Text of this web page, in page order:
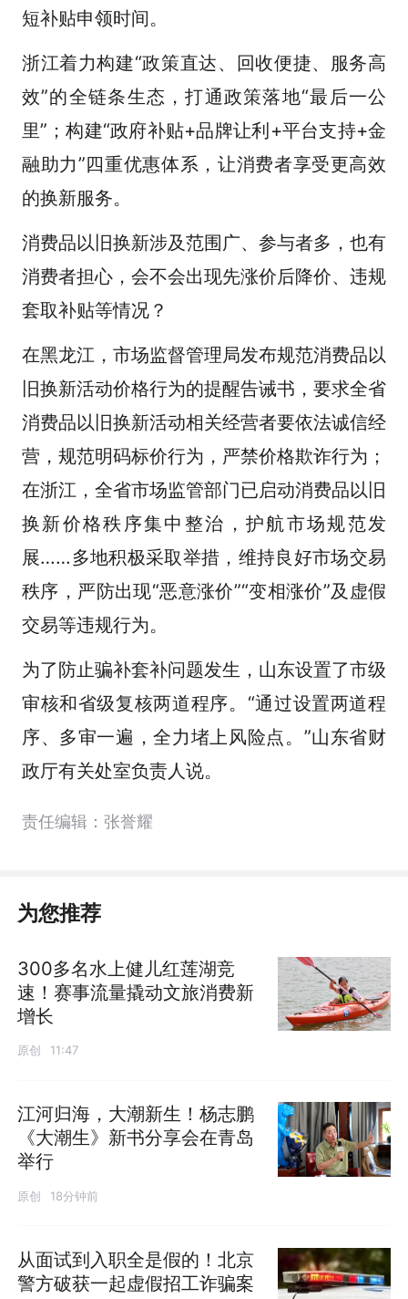
短补贴申领时间。
浙江着力构建“政策直达、回收便捷、服务高
效”的全链条生态，打通政策落地“最后一公
里”；构建“政府补贴+品牌让利+平台支持+金
融助力”四重优惠体系，让消费者享受更高效
的换新服务。
消费品以旧换新涉及范围广、参与者多，也有
消费者担心，会不会出现先涨价后降价、违规
套取补贴等情况？
在黑龙江，市场监督管理局发布规范消费品以
旧换新活动价格行为的提醒告诫书，要求全省
消费品以旧换新活动相关经营者要依法诚信经
营，规范明码标价行为，严禁价格欺诈行为；
在浙江，全省市场监管部门已启动消费品以旧
换新价格秩序集中整治，护航市场规范发
展……多地积极采取举措，维持良好市场交易
秩序，严防出现“恶意涨价”“变相涨价”及虚假
交易等违规行为。
为了防止骗补套补问题发生，山东设置了市级
审核和省级复核两道程序。“通过设置两道程
序、多审一遍，全力堵上风险点。”山东省财
政厅有关处室负责人说。
责任编辑：张誉耀
为您推荐
300多名水上健儿红莲湖竞
速！赛事流量撬动文旅消费新
增长
原创 11:47
江河归海，大潮新生！杨志鹏
《大潮生》新书分享会在青岛
举行
原创 18分钟前
从面试到入职全是假的！北京
警方破获一起虚假招工诈骗案